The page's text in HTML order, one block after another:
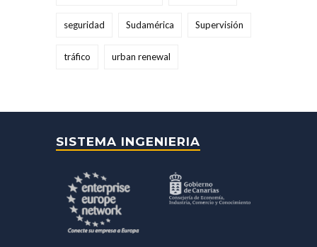
seguridad Sudamérica Supervisión
tráfico urban renewal
SISTEMA INGENIERIA